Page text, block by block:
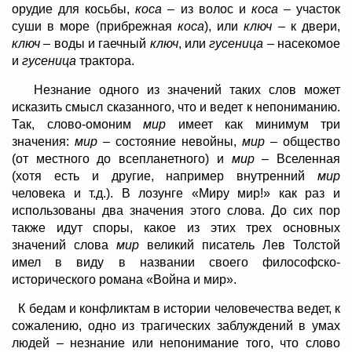
орудие для косьбы,коса – из волос и коса – участок
суши в море (прибрежная коса), илиключ – к двери,
ключ – воды и гаечный ключ, илигусеница – насекомое
и гусеница трактора.
Незнание одного из значений таких слов может
исказить смысл сказанного, что и ведет к непониманию.
Так, слово-омоним мир имеет как минимум три
значения: мир – состояние невойны, мир – общество
(от местного до всепланетного) и мир– Вселенная
(хотя есть и другие, например внутренний мир
человека и т.д.). В лозунге «Миру мир!» как раз и
использованы два значения этого слова. До сих пор
также идут споры, какое из этих трех основных
значений слова мир великий писатель Лев Толстой
имел в виду в названии своего философско-
исторического романа «Война и мир».
К бедам и конфликтам в истории человечества ведет, к
сожалению, одно из трагических заблуждений в умах
людей – незнание или непонимание того, что слово